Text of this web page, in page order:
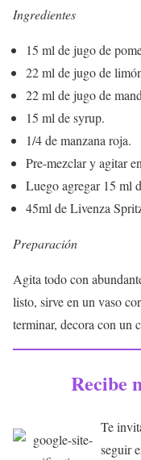
Ingredientes
15 ml de jugo de
22 ml de jugo de
22 ml de jugo de
15 ml de syrup.
1/4 de manzana roja.
Pre-mezclar y agitar
Luego agregar 15 ml
45ml de Livenza
Preparación
Agita todo con
listo, sirve en un vaso
terminar, decora con un
Recibe
Te
seguir